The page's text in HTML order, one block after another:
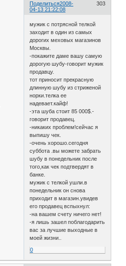
Поделиться 303
2008-
04-13 21:22:08
мужик с потрясной телкой
заходит в один из самых
дорогих меховых магазинов
Москвы.
-покажите даме вашу самую
дорогую шубу-говорит мужик
продавцу.
тот приносит прекрасную
длинную шубу из стриженой
норки.телка ее
надевает.кайф!
-эта шуба стоит 85 000$.-
говорит продавец.
-никаких проблем!сейчас я
выпишу чек.
-очень хорошо.сегодня
суббота .вы можете забрать
шубу в понедельник после
того,как чек подтвердят в
банке.
мужик с телкой ушли.в
понедельник он снова
приходит в магазин.увидев
его продавец вспыхнул:
-на вашем счету ничего нет!
-я лишь зашел поблагодарить
вас за лучшие выходные в
моей жизни..
0